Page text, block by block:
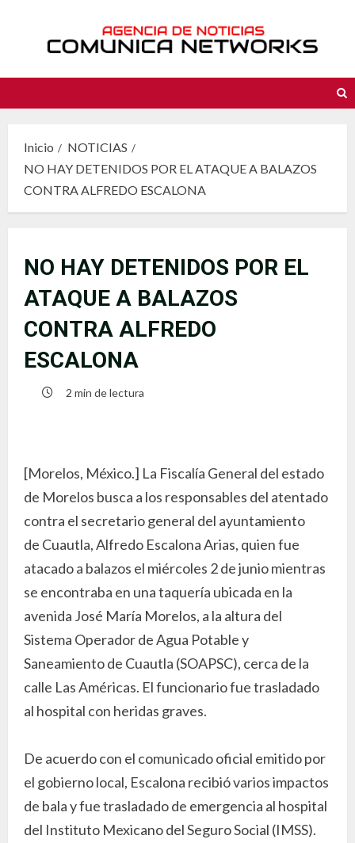
contenido
Inicio
NOTICIAS
NO HAY DETENIDOS POR EL ATAQUE A BALAZOS
CONTRA ALFREDO ESCALONA
NO HAY DETENIDOS POR EL
ATAQUE A BALAZOS
CONTRA ALFREDO
ESCALONA
2 min de lectura
[Morelos, México.] La Fiscalía General del estado
de Morelos busca a los responsables del atentado
contra el secretario general del ayuntamiento
de Cuautla, Alfredo Escalona Arias, quien fue
atacado a balazos el miércoles 2 de junio mientras
se encontraba en una taquería ubicada en la
avenida José María Morelos, a la altura del
Sistema Operador de Agua Potable y
Saneamiento de Cuautla (SOAPSC), cerca de la
calle Las Américas. El funcionario fue trasladado
al hospital con heridas graves.
De acuerdo con el comunicado oficial emitido por
el gobierno local, Escalona recibió varios impactos
de bala y fue trasladado de emergencia al hospital
del Instituto Mexicano del Seguro Social (IMSS).